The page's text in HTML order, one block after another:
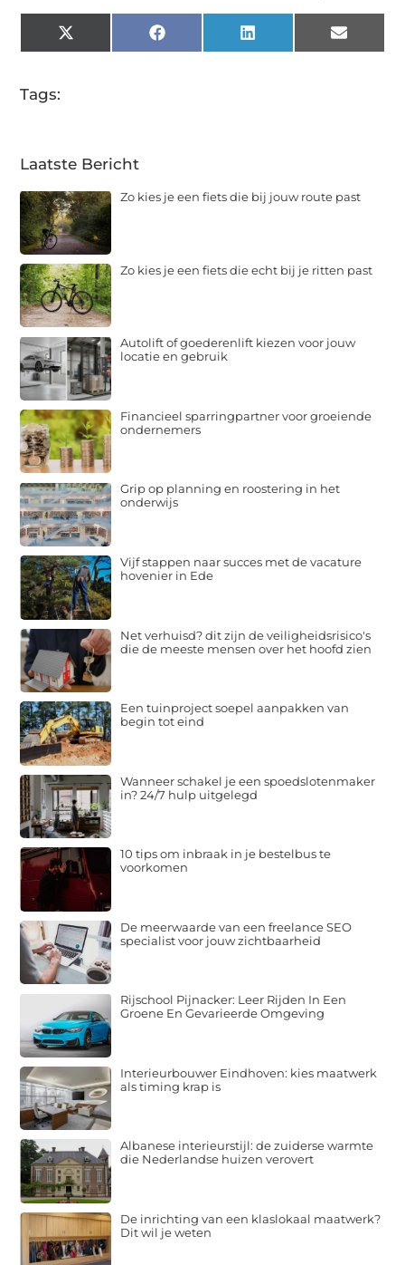
X
(Twitter)
Facebook LinkedIn Email
Tags:
Laatste Bericht
Zo kies je een fiets die bij jouw route past
Zo kies je een fiets die echt bij je ritten past
Autolift of goederenlift kiezen voor jouw
locatie en gebruik
Financieel sparringpartner voor groeiende
ondernemers
Grip op planning en roostering in het
onderwijs
Vijf stappen naar succes met de vacature
hovenier in Ede
Net verhuisd? dit zijn de veiligheidsrisico's
die de meeste mensen over het hoofd zien
Een tuinproject soepel aanpakken van
begin tot eind
Wanneer schakel je een spoedslotenmaker
in? 24/7 hulp uitgelegd
10 tips om inbraak in je bestelbus te
voorkomen
De meerwaarde van een freelance SEO
specialist voor jouw zichtbaarheid
Rijschool Pijnacker: Leer Rijden In Een
Groene En Gevarieerde Omgeving
Interieurbouwer Eindhoven: kies maatwerk
als timing krap is
Albanese interieurstijl: de zuiderse warmte
die Nederlandse huizen verovert
De inrichting van een klaslokaal maatwerk?
Dit wil je weten